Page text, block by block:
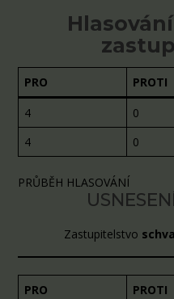
PRO PROTI
4
0
4
0
PRŮBĚH HLASOVÁNÍ
Zastupitelstvo
PRO PROTI